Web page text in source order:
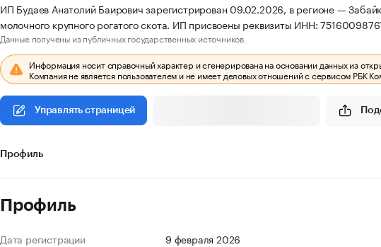
ИП Будаев Анатолий Баирович зарегистрирован 09.02.2026, в регионе —
молочного крупного рогатого скота. ИП присвоены реквизиты ИНН:
Данные получены из публичных государственных источников.
Информация носит справочный характер и сгенерирована на основании данных из
Компания не является пользователем и не имеет деловых отношений с сервисом РБК
Управлять страницей
Профиль
Профиль
Дата регистрации
9 февраля 2026